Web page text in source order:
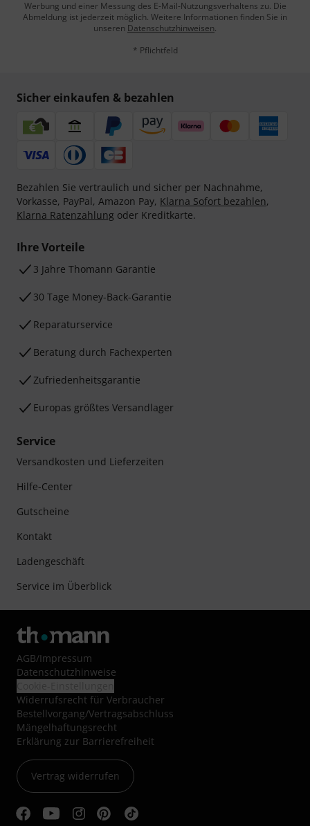
Werbung und einer Messung des E-Mail-Nutzungsverhaltens zu. Die
Abmeldung ist jederzeit möglich. Weitere Informationen finden Sie in
unseren Datenschutzhinweisen.
* Pflichtfeld
Sicher einkaufen & bezahlen
Bezahlen Sie vertraulich und sicher per Nachnahme,
Vorkasse, PayPal, Amazon Pay, Klarna Sofort bezahlen,
Klarna Ratenzahlung oder Kreditkarte.
Ihre Vorteile
3 Jahre Thomann Garantie
30 Tage Money-Back-Garantie
Reparaturservice
Beratung durch Fachexperten
Zufriedenheitsgarantie
Europas größtes Versandlager
Service
Versandkosten und Lieferzeiten
Hilfe-Center
Gutscheine
Kontakt
Ladengeschäft
Service im Überblick
AGB/Impressum
Datenschutzhinweise
Widerrufsrecht für Verbraucher
Bestellvorgang/Vertragsabschluss
Mängelhaftungsrecht
Erklärung zur Barrierefreiheit
Vertrag widerrufen